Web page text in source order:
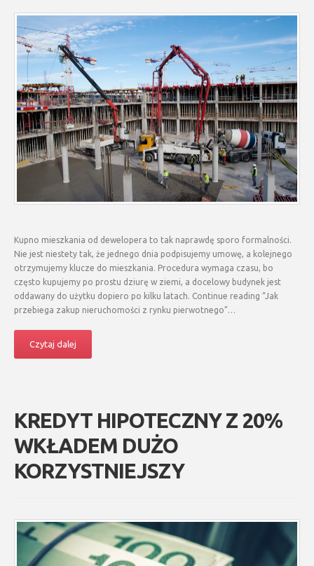
Kupno mieszkania od dewelopera to tak naprawdę sporo formalności.
Nie jest niestety tak, że jednego dnia podpisujemy umowę, a kolejnego
otrzymujemy klucze do mieszkania. Procedura wymaga czasu, bo
często kupujemy po prostu dziurę w ziemi, a docelowy budynek jest
oddawany do użytku dopiero po kilku latach. Continue reading “Jak
przebiega zakup nieruchomości z rynku pierwotnego”…
Czytaj dalej
KREDYT HIPOTECZNY Z 20%
WKŁADEM DUŻO
KORZYSTNIEJSZY